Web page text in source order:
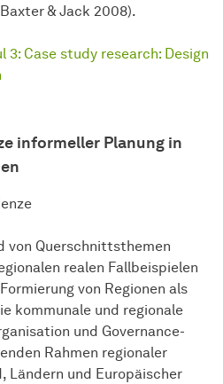
& Jack 2008).
3: Case study research: Design
informeller Planung in
von Querschnittsthemen
realen Fallbeispielen
von Regionen als
kommunale und regionale
und Governance-
Rahmen regionaler
und Europäischer